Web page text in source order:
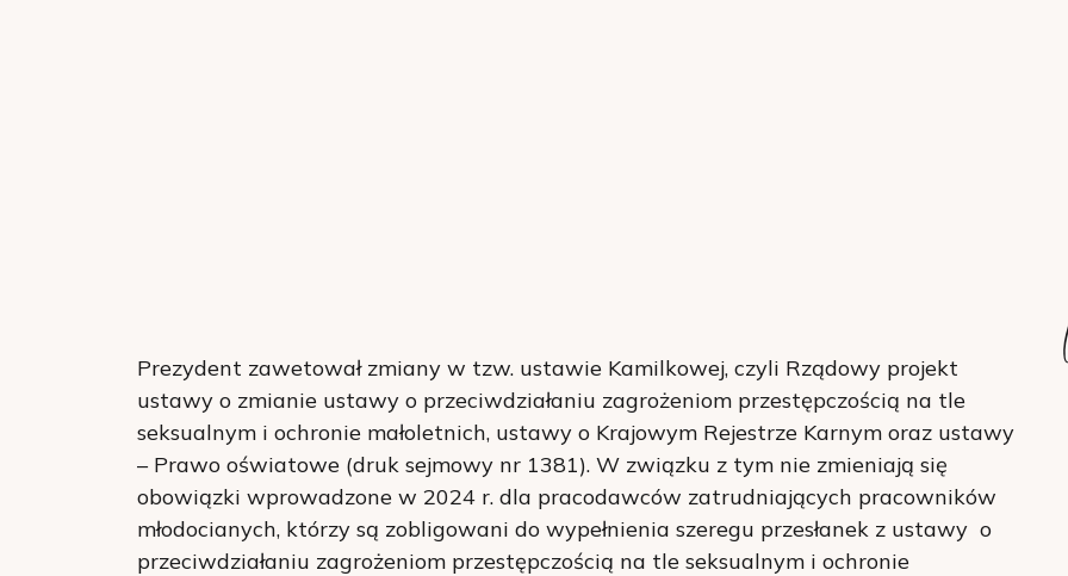
Prezydent zawetował zmiany w tzw. ustawie Kamilkowej, czyli Rządowy projekt
ustawy o zmianie ustawy o przeciwdziałaniu zagrożeniom przestępczością na tle
seksualnym i ochronie małoletnich, ustawy o Krajowym Rejestrze Karnym oraz ustawy
– Prawo oświatowe (druk sejmowy nr 1381). W związku z tym nie zmieniają się
obowiązki wprowadzone w 2024 r. dla pracodawców zatrudniających pracowników
młodocianych, którzy są zobligowani do wypełnienia szeregu przesłanek z ustawy o
przeciwdziałaniu zagrożeniom przestępczością na tle seksualnym i ochronie